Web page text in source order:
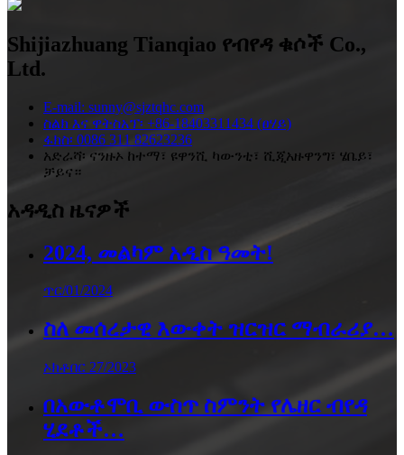
Shijiazhuang Tianqiao የብየዳ ቁሶች Co.,
Ltd.
E-mail: sunny@sjztqhc.com
ስልክ እና ዋትስአፕ፡ +86-18403311434 (ፀሃይ)
ፋክስ፡ 0086 311 82623236
አድራሻ፡ ናንዙኦ ከተማ፣ ዩዋንሺ ካውንቲ፣ ሺጂአዙዋንግ፣ ሄቤይ፣
ቻይና።
አዳዲስ ዜናዎች
2024, መልካም አዲስ ዓመት!
ጥር/01/2024
ስለ መሰረታዊ እውቀት ዝርዝር ማብራሪያ…
ኦክቶበር 27/2023
በአውቶሞቢ ውስጥ ስምንት የሌዘር ብየዳ
ሂደቶች…